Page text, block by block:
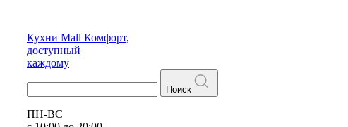
Кухни Mall Комфорт,
доступный
каждому
Поиск
ПН-ВС